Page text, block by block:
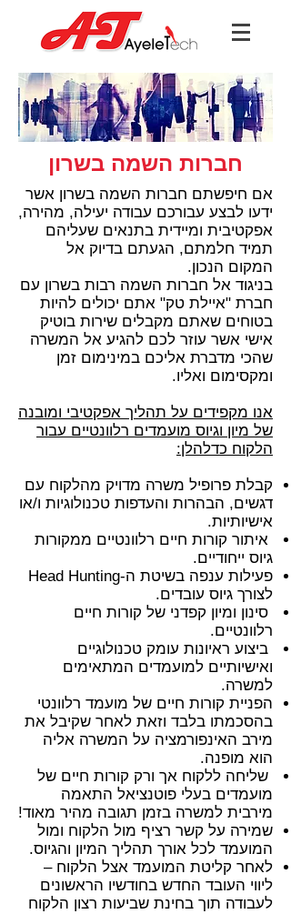
חברות השמה בשרון
אם חיפשתם חברות השמה בשרון אשר
ידעו לבצע עבורכם עבודה יעילה, מהירה,
אפקטיבית ומיידית בתנאים שעליהם
תמיד חלמתם, הגעתם בדיוק אל
המקום הנכון.
בניגוד אל חברות השמה רבות בשרון עם
חברת "איילת טק" אתם יכולים להיות
בטוחים שאתם מקבלים שירות בוטיק
אישי אשר עוזר לכם להגיע אל המשרה
שהכי מדברת אליכם במינימום זמן
ומקסימום ואליו.
אנו מקפידים על תהליך אפקטיבי ומובנה
של מיון וגיוס מועמדים רלוונטיים עבור
הלקוח כדלהלן:
קבלת פרופיל משרה מדויק מהלקוח עם
דגשים, הבהרות והעדפות טכנולוגיות ו/או
אישיותיות.
איתור קורות חיים רלוונטיים ממקורות
גיוס ייחודיים.
פעילות ענפה בשיטת ה-Head Hunting
לצורך גיוס עובדים.
סינון ומיון קפדני של קורות חיים
רלוונטיים.
ביצוע ראיונות עומק טכנולוגיים
ואישיותיים למועמדים המתאימים
למשרה.
הפניית קורות חיים של מועמד רלוונטי
בהסכמתו בלבד וזאת לאחר שקיבל את
מירב האינפורמציה על המשרה אליה
הוא מופנה.
שליחה ללקוח אך ורק קורות חיים של
מועמדים בעלי פוטנציאל התאמה
מירבית למשרה בזמן תגובה מהיר מאוד!
שמירה על קשר רציף מול הלקוח ומול
המועמד לכל אורך תהליך המיון והגיוס.
לאחר קליטת המועמד אצל הלקוח –
ליווי העובד החדש בחודשיו הראשונים
לעבודה תוך בחינת שביעות רצון הלקוח